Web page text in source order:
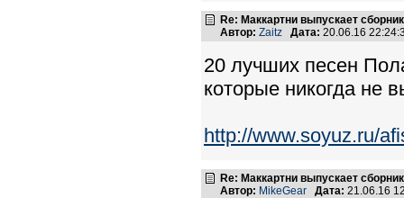
Re: Маккартни выпускает
Автор: Zaitz Дата: 20.06.16
20 лучших песен
которые никогда не
http://www.soyuz.ru/
Re: Маккартни выпускает
Автор: MikeGear Дата: 21.06.16